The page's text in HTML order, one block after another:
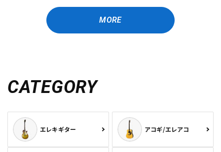
MORE
CATEGORY
エレキギター アコギ/エレアコ